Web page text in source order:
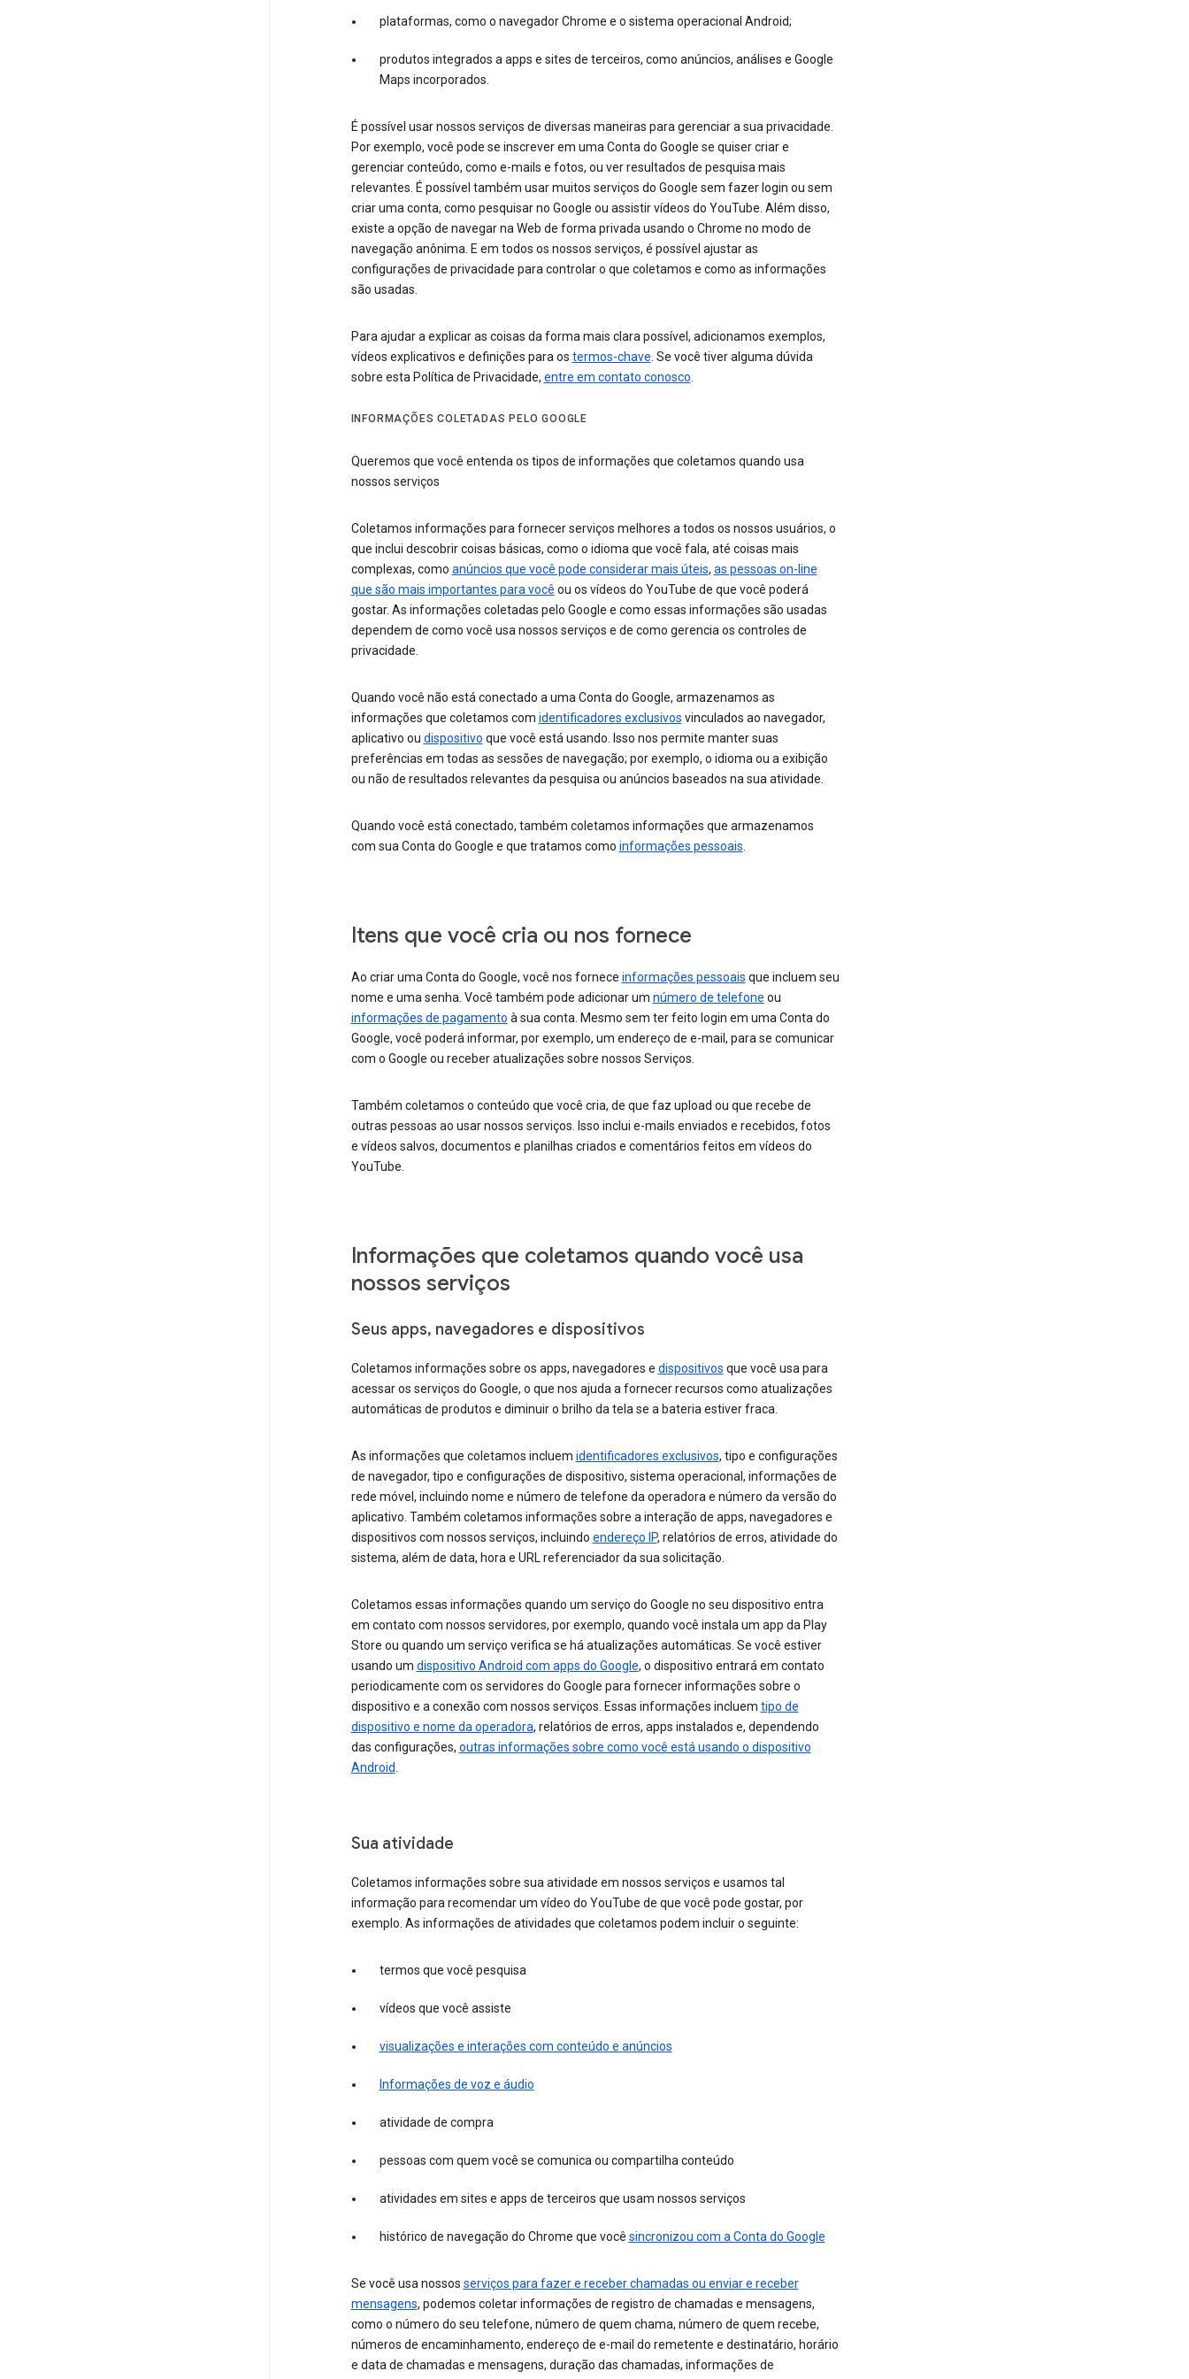
plataformas, como o navegador Chrome e o sistema operacional Android;
produtos integrados a apps e sites de terceiros, como anúncios, análises e Google
Maps incorporados.
É possível usar nossos serviços de diversas maneiras para gerenciar a sua privacidade.
Por exemplo, você pode se inscrever em uma Conta do Google se quiser criar e
gerenciar conteúdo, como e-mails e fotos, ou ver resultados de pesquisa mais
relevantes. É possível também usar muitos serviços do Google sem fazer login ou sem
criar uma conta, como pesquisar no Google ou assistir vídeos do YouTube. Além disso,
existe a opção de navegar na Web de forma privada usando o Chrome no modo de
navegação anônima. E em todos os nossos serviços, é possível ajustar as
configurações de privacidade para controlar o que coletamos e como as informações
são usadas.
Para ajudar a explicar as coisas da forma mais clara possível, adicionamos exemplos,
vídeos explicativos e definições para os termos-chave. Se você tiver alguma dúvida
sobre esta Política de Privacidade, entre em contato conosco.
INFORMAÇÕES COLETADAS PELO GOOGLE
Queremos que você entenda os tipos de informações que coletamos quando usa
nossos serviços
Coletamos informações para fornecer serviços melhores a todos os nossos usuários, o
que inclui descobrir coisas básicas, como o idioma que você fala, até coisas mais
complexas, como anúncios que você pode considerar mais úteis, as pessoas on-line
que são mais importantes para você ou os vídeos do YouTube de que você poderá
gostar. As informações coletadas pelo Google e como essas informações são usadas
dependem de como você usa nossos serviços e de como gerencia os controles de
privacidade.
Quando você não está conectado a uma Conta do Google, armazenamos as
informações que coletamos com identificadores exclusivos vinculados ao navegador,
aplicativo ou dispositivo que você está usando. Isso nos permite manter suas
preferências em todas as sessões de navegação; por exemplo, o idioma ou a exibição
ou não de resultados relevantes da pesquisa ou anúncios baseados na sua atividade.
Quando você está conectado, também coletamos informações que armazenamos
com sua Conta do Google e que tratamos como informações pessoais.
Itens que você cria ou nos fornece
Ao criar uma Conta do Google, você nos fornece informações pessoais que incluem seu
nome e uma senha. Você também pode adicionar um número de telefone ou
informações de pagamento à sua conta. Mesmo sem ter feito login em uma Conta do
Google, você poderá informar, por exemplo, um endereço de e-mail, para se comunicar
com o Google ou receber atualizações sobre nossos Serviços.
Também coletamos o conteúdo que você cria, de que faz upload ou que recebe de
outras pessoas ao usar nossos serviços. Isso inclui e-mails enviados e recebidos, fotos
e vídeos salvos, documentos e planilhas criados e comentários feitos em vídeos do
YouTube.
Informações que coletamos quando você usa
nossos serviços
Seus apps, navegadores e dispositivos
Coletamos informações sobre os apps, navegadores e dispositivos que você usa para
acessar os serviços do Google, o que nos ajuda a fornecer recursos como atualizações
automáticas de produtos e diminuir o brilho da tela se a bateria estiver fraca.
As informações que coletamos incluem identificadores exclusivos, tipo e configurações
de navegador, tipo e configurações de dispositivo, sistema operacional, informações de
rede móvel, incluindo nome e número de telefone da operadora e número da versão do
aplicativo. Também coletamos informações sobre a interação de apps, navegadores e
dispositivos com nossos serviços, incluindo endereço IP, relatórios de erros, atividade do
sistema, além de data, hora e URL referenciador da sua solicitação.
Coletamos essas informações quando um serviço do Google no seu dispositivo entra
em contato com nossos servidores, por exemplo, quando você instala um app da Play
Store ou quando um serviço verifica se há atualizações automáticas. Se você estiver
usando um dispositivo Android com apps do Google, o dispositivo entrará em contato
periodicamente com os servidores do Google para fornecer informações sobre o
dispositivo e a conexão com nossos serviços. Essas informações incluem tipo de
dispositivo e nome da operadora, relatórios de erros, apps instalados e, dependendo
das configurações, outras informações sobre como você está usando o dispositivo
Android.
Sua atividade
Coletamos informações sobre sua atividade em nossos serviços e usamos tal
informação para recomendar um vídeo do YouTube de que você pode gostar, por
exemplo. As informações de atividades que coletamos podem incluir o seguinte:
termos que você pesquisa
vídeos que você assiste
visualizações e interações com conteúdo e anúncios
Informações de voz e áudio
atividade de compra
pessoas com quem você se comunica ou compartilha conteúdo
atividades em sites e apps de terceiros que usam nossos serviços
histórico de navegação do Chrome que você sincronizou com a Conta do Google
Se você usa nossos serviços para fazer e receber chamadas ou enviar e receber
mensagens, podemos coletar informações de registro de chamadas e mensagens,
como o número do seu telefone, número de quem chama, número de quem recebe,
números de encaminhamento, endereço de e-mail do remetente e destinatário, horário
e data de chamadas e mensagens, duração das chamadas, informações de